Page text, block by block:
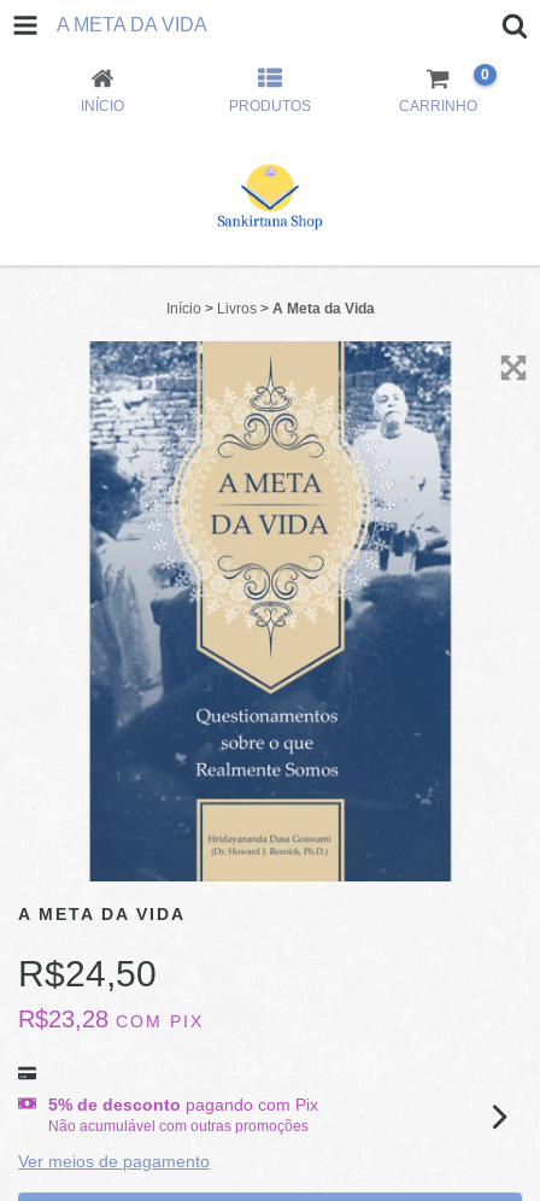
A META DA VIDA
INÍCIO PRODUTOS CARRINHO
0
Início > Livros > A Meta da Vida
A META DA VIDA
R$24,50
R$23,28 COM PIX
5% de desconto pagando com Pix
Não acumulável com outras promoções
Ver meios de pagamento